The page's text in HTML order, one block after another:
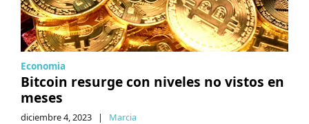
Economia
Bitcoin resurge con niveles no vistos en
meses
diciembre 4, 2023 | Marcia